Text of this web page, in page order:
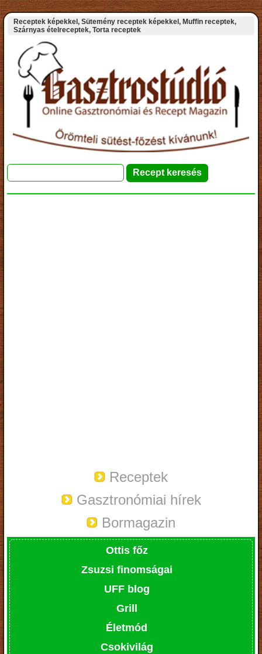
Receptek képekkel, Sütemény receptek képekkel, Muffin receptek,
Szárnyas ételreceptek, Torta receptek
Receptek
Gasztronómiai hírek
Bormagazin
Ottis főz
Zsuzsi finomságai
UFF blog
Grill
Életmód
Csokivilág